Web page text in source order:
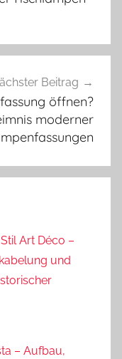
Beitrag
öffnen?
moderner
Art Déco –
und
– Aufbau,